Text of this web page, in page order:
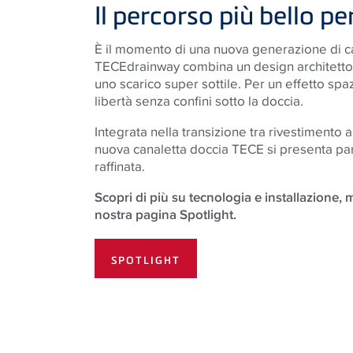
Il percorso più bello
È il momento di una nuova generazione di
TECEdrainway combina un design
uno scarico super sottile. Per un effetto
libertà senza confini sotto la doccia.
Integrata nella transizione tra rivestimento
nuova canaletta doccia TECE si presenta
raffinata.
Scopri di più su tecnologia e installazione,
nostra pagina Spotlight.
SPOTLIGHT